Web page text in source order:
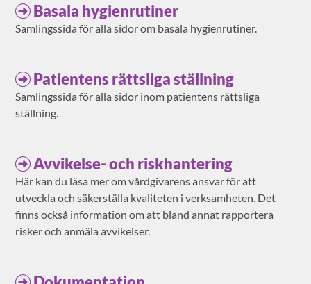
Basala hygienrutiner
Samlingssida för alla sidor om basala hygienrutiner.
Patientens rättsliga ställning
Samlingssida för alla sidor inom patientens rättsliga
ställning.
Avvikelse- och riskhantering
Här kan du läsa mer om vårdgivarens ansvar för att
utveckla och säkerställa kvaliteten i verksamheten. Det
finns också information om att bland annat rapportera
risker och anmäla avvikelser.